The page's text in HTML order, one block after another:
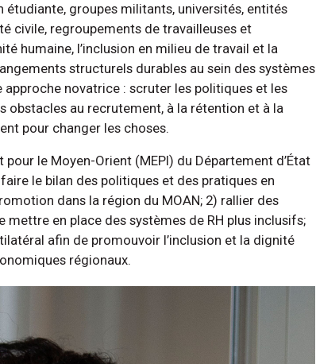
étudiante, groupes militants, universités, entités
civile, regroupements de travailleuses et
humaine, l’inclusion en milieu de travail et la
structurels durables au sein des systèmes
approche novatrice : scruter les politiques et les
au recrutement, à la rétention et à la
pour changer les choses.
le Moyen-Orient (MEPI) du Département d’État
le bilan des politiques et des pratiques en
dans la région du MOAN; 2) rallier des
en place des systèmes de RH plus inclusifs;
afin de promouvoir l’inclusion et la dignité
régionaux.